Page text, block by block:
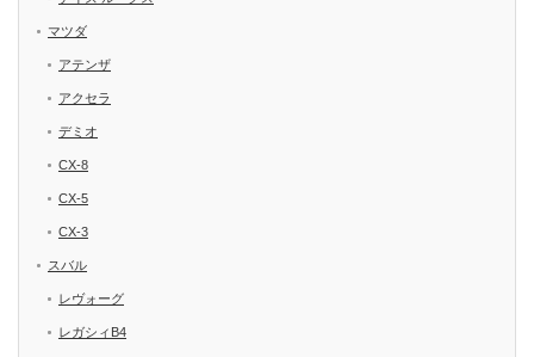
マツダ
アテンザ
アクセラ
デミオ
CX-8
CX-5
CX-3
スバル
レヴォーグ
レガシィB4